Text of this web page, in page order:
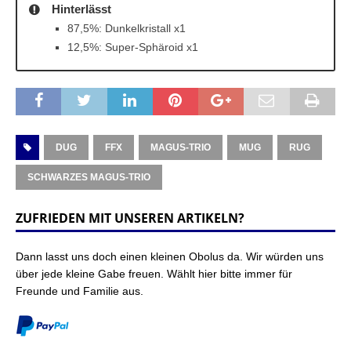
Hinterlässt
87,5%: Dunkelkristall x1
12,5%: Super-Sphäroid x1
DUG FFX MAGUS-TRIO MUG RUG
SCHWARZES MAGUS-TRIO
ZUFRIEDEN MIT UNSEREN ARTIKELN?
Dann lasst uns doch einen kleinen Obolus da. Wir würden uns
über jede kleine Gabe freuen. Wählt hier bitte immer für
Freunde und Familie aus.